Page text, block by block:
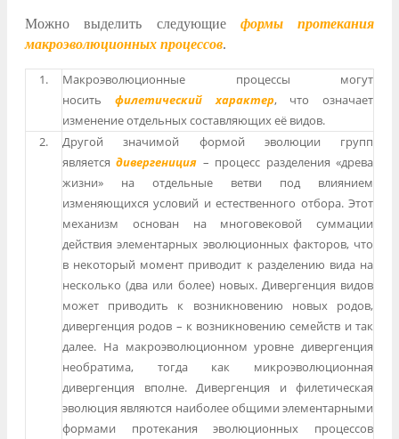
Можно выделить следующие формы протекания
макроэволюционных процессов.
1.
Макроэволюционные процессы могут
носить филетический характер, что означает
изменение отдельных составляющих её видов.
2.
Другой значимой формой эволюции групп
являетсядивергениция – процесс разделения «древа
жизни» на отдельные ветви под влиянием
изменяющихся условий и естественного отбора. Этот
механизм основан на многовековой суммации
действия элементарных эволюционных факторов, что
в некоторый момент приводит к разделению вида на
несколько (два или более) новых. Дивергенция видов
может приводить к возникновению новых родов,
дивергенция родов – к возникновению семейств и так
далее. На макроэволюционном уровне дивергенция
необратима, тогда как микроэволюционная
дивергенция вполне. Дивергенция и филетическая
эволюция являются наиболее общими элементарными
формами протекания эволюционных процессов